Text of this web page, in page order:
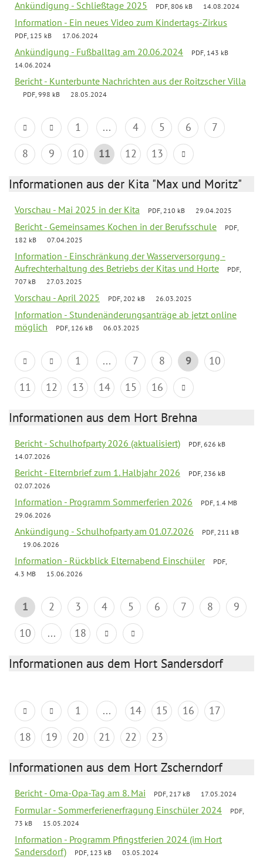
Ankündigung - Schließtage 2025 PDF, 806 kB 14.08.2024
Information - Ein neues Video zum Kindertags-Zirkus
PDF, 125 kB 17.06.2024
Ankündigung - Fußballtag am 20.06.2024
PDF, 143 kB
14.06.2024
Bericht - Kunterbunte Nachrichten aus der Roitzscher Villa
PDF, 998 kB 28.05.2024
1 ... 4 5 6
7
8
9 10 11 12 13
Informationen aus der Kita "Max und Moritz"
Vorschau - Mai 2025 in der Kita PDF, 210 kB 29.04.2025
Bericht - Gemeinsames Kochen in der Berufsschule
PDF,
182 kB
07.04.2025
Information - Einschränkung der Wasserversorgung -
Aufrechterhaltung des Betriebs der Kitas und Horte
PDF,
707 kB
27.03.2025
Vorschau - April 2025 PDF, 202 kB 26.03.2025
Information - Stundenänderungsanträge ab jetzt online
möglich
PDF, 126 kB 06.03.2025
1 ... 7 8 9
10
11
12 13 14 15 16
Informationen aus dem Hort Brehna
Bericht - Schulhofparty 2026 (aktualisiert)
PDF, 626 kB
14.07.2026
Bericht - Elternbrief zum 1. Halbjahr 2026
PDF, 236 kB
02.07.2026
Information - Programm Sommerferien 2026
PDF, 1.4 MB
29.06.2026
Ankündigung - Schulhofparty am 01.07.2026
PDF, 211 kB
19.06.2026
Information - Rückblick Elternabend Einschüler
PDF,
4.3 MB
15.06.2026
1 2 3 4 5 6 7 8
9
10
... 18
Informationen aus dem Hort Sandersdorf
1 ... 14 15 16
17
18
19 20 21 22 23
Informationen aus dem Hort Zscherndorf
Bericht - Oma-Opa-Tag am 8. Mai PDF, 217 kB 17.05.2024
Formular - Sommerferienerfragung Einschüler 2024
PDF,
73 kB
15.05.2024
Information - Programm Pfingstferien 2024 (im Hort
Sandersdorf)
PDF, 123 kB 03.05.2024